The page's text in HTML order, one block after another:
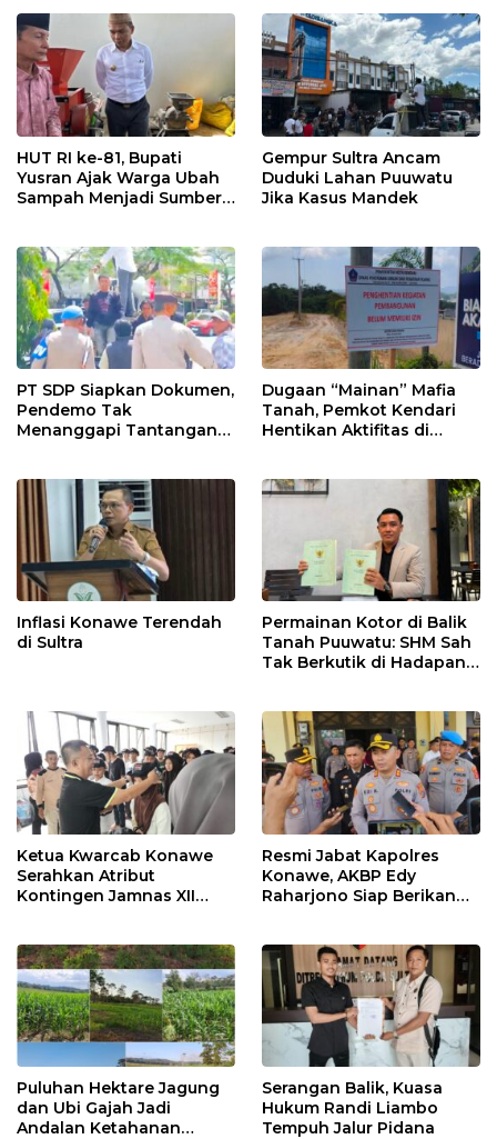
Kerakyatan
HUT RI ke-81, Bupati
Yusran Ajak Warga Ubah
Sampah Menjadi Sumber
Gempur Sultra Ancam
Duduki Lahan Puuwatu
Jika Kasus Mandek
PT SDP Siapkan Dokumen,
Pendemo Tak
Menanggapi Tantangan
Dugaan “Mainan” Mafia
Tanah, Pemkot Kendari
Hentikan Aktifitas di
Inflasi Konawe Terendah
di Sultra
Permainan Kotor di Balik
Tanah Puuwatu: SHM Sah
Tak Berkutik di Hadapan
Ketua Kwarcab Konawe
Serahkan Atribut
Kontingen Jamnas XII
Resmi Jabat Kapolres
Konawe, AKBP Edy
Raharjono Siap Berikan
Puluhan Hektare Jagung
dan Ubi Gajah Jadi
Andalan Ketahanan
Serangan Balik, Kuasa
Hukum Randi Liambo
Tempuh Jalur Pidana